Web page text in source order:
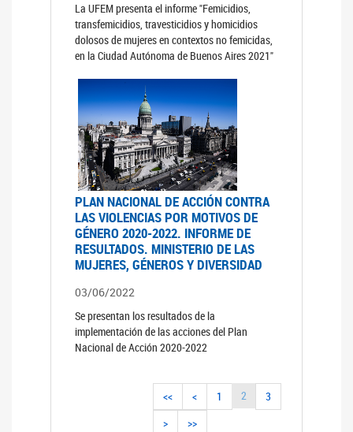
La UFEM presenta el informe "Femicidios,
transfemicidios, travesticidios y homicidios
dolosos de mujeres en contextos no femicidas,
en la Ciudad Autónoma de Buenos Aires 2021"
PLAN NACIONAL DE ACCIÓN CONTRA
LAS VIOLENCIAS POR MOTIVOS DE
GÉNERO 2020-2022. INFORME DE
RESULTADOS. MINISTERIO DE LAS
MUJERES, GÉNEROS Y DIVERSIDAD
03/06/2022
Se presentan los resultados de la
implementación de las acciones del Plan
Nacional de Acción 2020-2022
<< < 1 2
3
>
>>